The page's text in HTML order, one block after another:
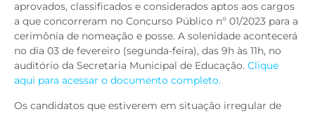
aprovados, classificados e considerados aptos aos cargos
a que concorreram no Concurso Público nº 01/2023 para a
cerimônia de nomeação e posse. A solenidade acontecerá
no dia 03 de fevereiro (segunda-feira), das 9h às 11h, no
auditório da Secretaria Municipal de Educação. Clique
aqui para acessar o documento completo.
Os candidatos que estiverem em situação irregular de